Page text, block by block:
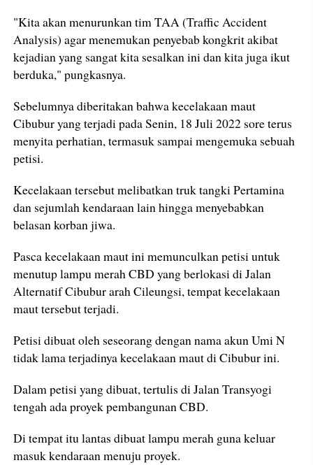
"Kita akan menurunkan tim TAA (Traffic Accident
Analysis) agar menemukan penyebab kongkrit akibat
kejadian yang sangat kita sesalkan ini dan kita juga ikut
berduka," pungkasnya.
Sebelumnya diberitakan bahwa kecelakaan maut
Cibubur yang terjadi pada Senin, 18 Juli 2022 sore terus
menyita perhatian, termasuk sampai mengemuka sebuah
petisi.
Kecelakaan tersebut melibatkan truk tangki Pertamina
dan sejumlah kendaraan lain hingga menyebabkan
belasan korban jiwa.
Pasca kecelakaan maut ini memunculkan petisi untuk
menutup lampu merah CBD yang berlokasi di Jalan
Alternatif Cibubur arah Cileungsi, tempat kecelakaan
maut tersebut terjadi.
Petisi dibuat oleh seseorang dengan nama akun Umi N
tidak lama terjadinya kecelakaan maut di Cibubur ini.
Dalam petisi yang dibuat, tertulis di Jalan Transyogi
tengah ada proyek pembangunan CBD.
Di tempat itu lantas dibuat lampu merah guna keluar
masuk kendaraan menuju proyek.